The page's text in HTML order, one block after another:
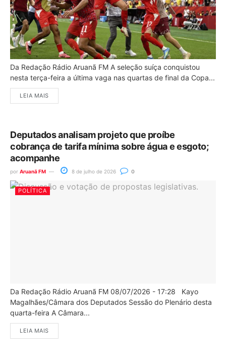
Da Redação Rádio Aruanã FM A seleção suíça conquistou
nesta terça-feira a última vaga nas quartas de final da Copa...
LEIA MAIS
Deputados analisam projeto que proíbe
cobrança de tarifa mínima sobre água e esgoto;
acompanhe
por Aruanã FM 8 de julho de 2026 0
POLÍTICA
Da Redação Rádio Aruanã FM 08/07/2026 - 17:28 Kayo
Magalhães/Câmara dos Deputados Sessão do Plenário desta
quarta-feira A Câmara...
LEIA MAIS